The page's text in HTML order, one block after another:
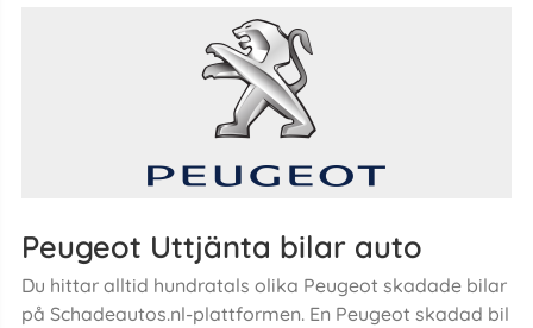
Peugeot Uttjänta bilar auto
Du hittar alltid hundratals olika Peugeot skadade bilar
på Schadeautos.nl-plattformen. En Peugeot skadad bil